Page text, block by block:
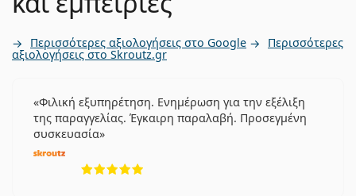
Περισσότερες αξιολογήσεις στο Google Περισσότερες
αξιολογήσεις στο Skroutz.gr
Φιλική εξυπηρέτηση. Ενημέρωση για την εξέλιξη
της παραγγελίας. Έγκαιρη παραλαβή. Προσεγμένη
συσκευασία